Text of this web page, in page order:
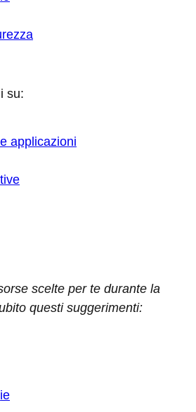
su:
applicazioni
scelte per te durante la
questi suggerimenti: